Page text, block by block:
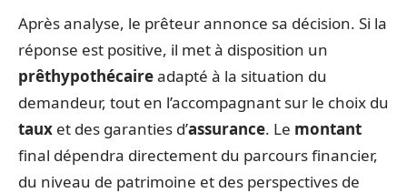
Après analyse, le prêteur annonce sa décision. Si la
réponse est positive, il met à disposition un
prêthypothécaireadapté à la situation du
demandeur, tout en l’accompagnant sur le choix du
taux et des garanties d’assurance. Le montant
final dépendra directement du parcours financier,
du niveau de patrimoine et des perspectives de